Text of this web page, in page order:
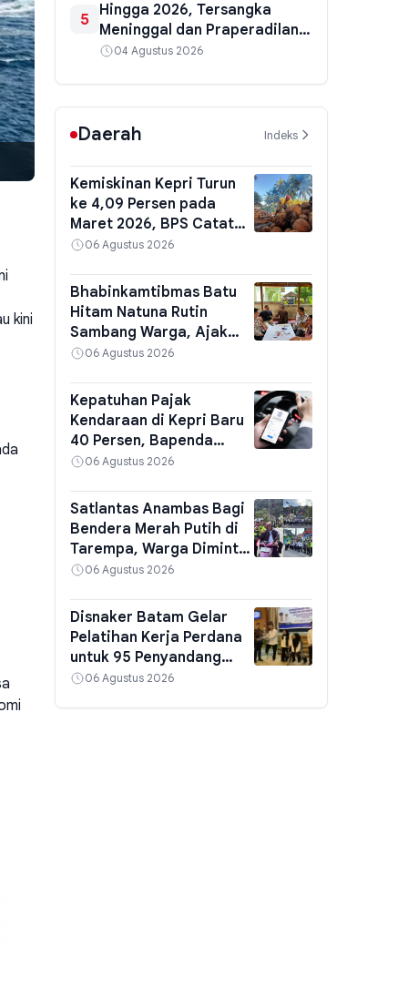
kini
5
Hingga 2026, Tersangka
Meninggal dan Praperadilan
Jadi Penyebab
04 Agustus 2026
Daerah Indeks
Kemiskinan Kepri Turun
ke 4,09 Persen pada
Maret 2026, BPS Catat
111 Ribu Jiwa
06 Agustus 2026
Bhabinkamtibmas Batu
Hitam Natuna Rutin
Sambang Warga, Ajak
Jaga Kerukunan dan
06 Agustus 2026
Kepatuhan Pajak
Kendaraan di Kepri Baru
40 Persen, Bapenda
Siapkan Razia di Batam
06 Agustus 2026
Satlantas Anambas Bagi
Bendera Merah Putih di
Tarempa, Warga Diminta
Pasang di Rumah Sambut
06 Agustus 2026
Disnaker Batam Gelar
Pelatihan Kerja Perdana
untuk 95 Penyandang
Disabilitas, Siapkan
06 Agustus 2026